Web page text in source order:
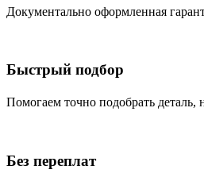
Документально оформленная
Быстрый подбор
Помогаем точно подобрать
Без переплат